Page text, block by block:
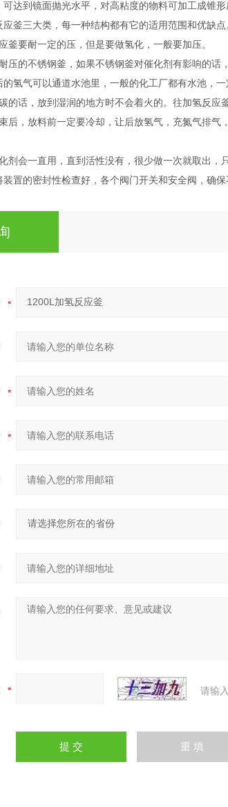
达到镜面抛光水平，对高粘度的物料可加工成锥
釜三大类，每一种结构都有它的适用范围和优缺点
釜要耐一定的压，但是要做氢化，一般要加压。
压的不锈钢釜，如果不锈钢釜对催化剂有影响的话
氢气可以通道水池里，一般的化工厂都有水池，
的话，放到湿润的地方时不会着火的。往加氢反应
后，放料前一定要冷却，让后放氢气，充氮气排
剂会一直用，直到活性没有，很少做一次就取出，
置的密封性检查好，各个阀门开关和安全阀，确
请输